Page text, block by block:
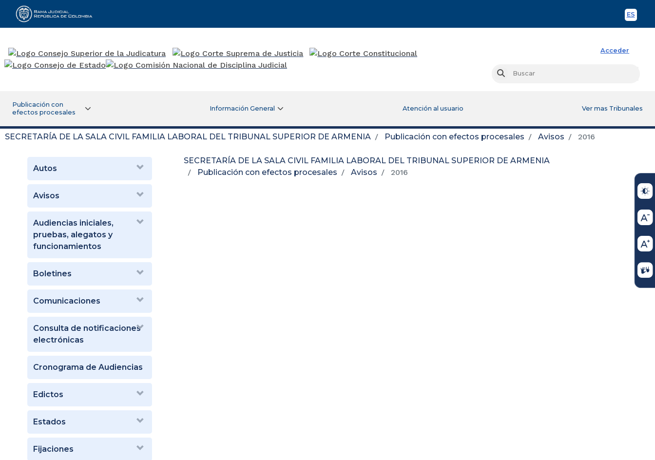
ES
Rama Judicial
Acceder
Buscar
Publicación con
efectos procesales
Información General Atención al usuario Ver mas Tribunales
SECRETARÍA DE LA SALA CIVIL FAMILIA LABORAL DEL TRIBUNAL SUPERIOR DE ARMENIA Publicación con efectos procesales Avisos 2016
Autos
Avisos
Audiencias iniciales,
pruebas, alegatos y
funcionamientos
Boletines
Comunicaciones
Consulta de notificaciones
electrónicas
Cronograma de Audiencias
Edictos
Estados
Fijaciones
SECRETARÍA DE LA SALA CIVIL FAMILIA LABORAL DEL TRIBUNAL SUPERIOR DE ARMENIA
Publicación con efectos procesales
Avisos 2016